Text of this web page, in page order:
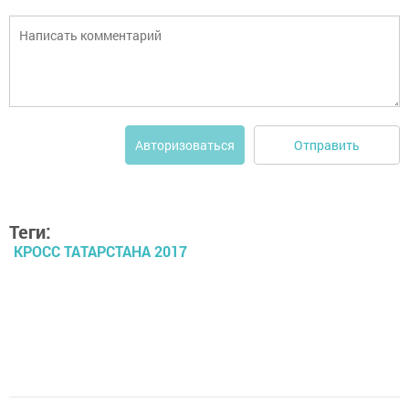
Авторизоваться Отправить
Теги:
КРОСС ТАТАРСТАНА 2017